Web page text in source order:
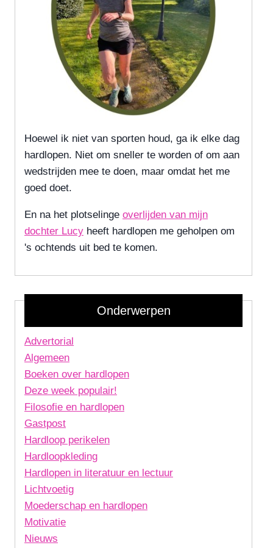
Hoewel ik niet van sporten houd, ga ik elke dag
hardlopen. Niet om sneller te worden of om aan
wedstrijden mee te doen, maar omdat het me
goed doet.
En na het plotselinge overlijden van mijn
dochter Lucy heeft hardlopen me geholpen om
's ochtends uit bed te komen.
Onderwerpen
Advertorial
Algemeen
Boeken over hardlopen
Deze week populair!
Filosofie en hardlopen
Gastpost
Hardloop perikelen
Hardloopkleding
Hardlopen in literatuur en lectuur
Lichtvoetig
Moederschap en hardlopen
Motivatie
Nieuws